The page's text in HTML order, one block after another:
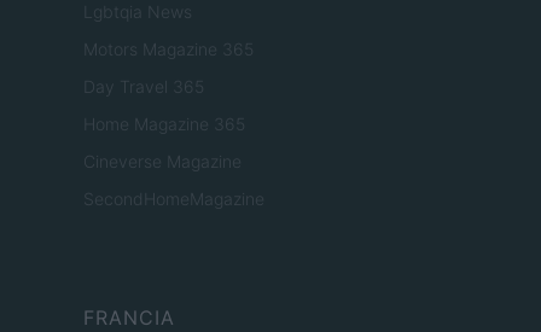
Lgbtqia News
Motors Magazine 365
Day Travel 365
Home Magazine 365
Cineverse Magazine
SecondHomeMagazine
FRANCIA